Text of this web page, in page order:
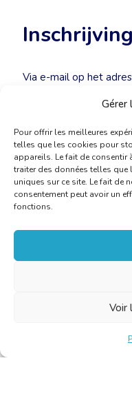
Gérer
Pour offrir les meilleures
telles que les cookies pour
appareils. Le fait de
traiter des données telles
uniques sur ce site. Le fait de
consentement peut avoir un
fonctions.
Voir
Inschrijving
Via e-mail op het adres
minimaal vijf